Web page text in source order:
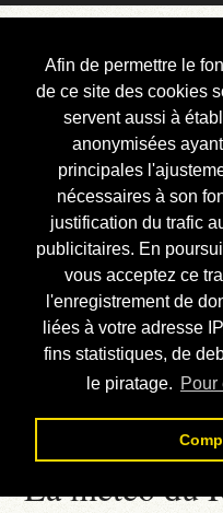
Afin de permettre le
de ce site des cookies
servent aussi à
anonymisées
principales
nécessaires à son
justification du trafic
publicitaires. En
vous acceptez ce
l'enregistrement de
liées à votre adresse
fins statistiques, de
le piratage. Pour
Courbis, «
Blog Officiel
Bienvenue
Réalisations
Divers (et d’été)
Annonces
Liens externes
Téléchargement
Contact
La météo du